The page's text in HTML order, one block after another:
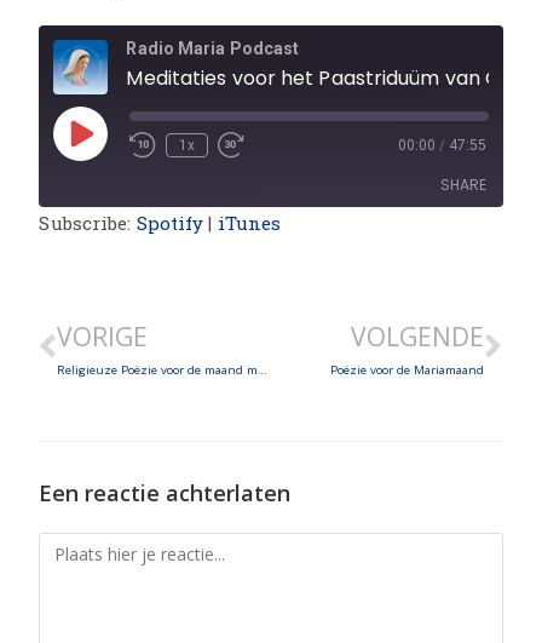
Radio Maria Podcast
1x 00:00 / 47:55
SHARE
Subscribe: Spotify | iTunes
VORIGE
Religieuze Poëzie voor de maand maart
VOLGENDE
Poëzie voor de Mariamaand
Een reactie achterlaten